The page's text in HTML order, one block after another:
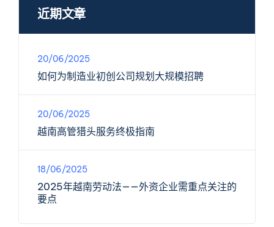
近期文章
如何为制造业初创公司规划大规模招聘
20/06/2025
越南高管猎头服务终极指南
20/06/2025
2025年越南劳动法——外资企业需重点关注的
要点
18/06/2025